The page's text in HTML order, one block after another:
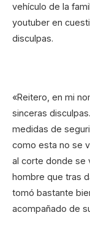
vehículo de la
youtuber en
disculpas.
«Reitero, en mi
sinceras
medidas de
como esta no se
al corte donde se
hombre que tras
tomó bastante
acompañado de